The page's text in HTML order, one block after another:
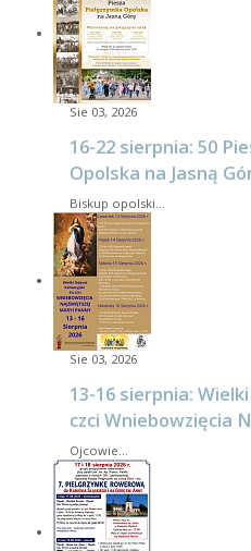
Sie 03, 2026
16-22 sierpnia: 50
Opolska na Jasną
Biskup opolski…
Sie 03, 2026
13-16 sierpnia:
czci Wniebowzięcia
Ojcowie…